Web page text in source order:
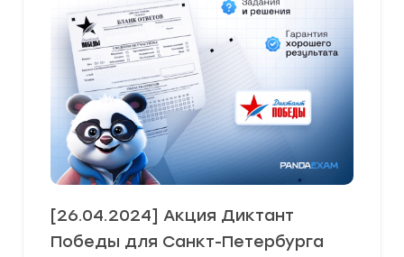
[26.04.2024] Акция Диктант
Победы для Санкт-Петербурга